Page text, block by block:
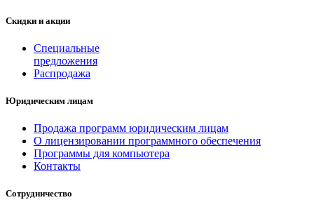
Скидки и акции
Специальные
предложения
Распродажа
Юридическим лицам
Продажа программ юридическим лицам
О лицензировании программного обеспечения
Программы для компьютера
Контакты
Сотрудничество